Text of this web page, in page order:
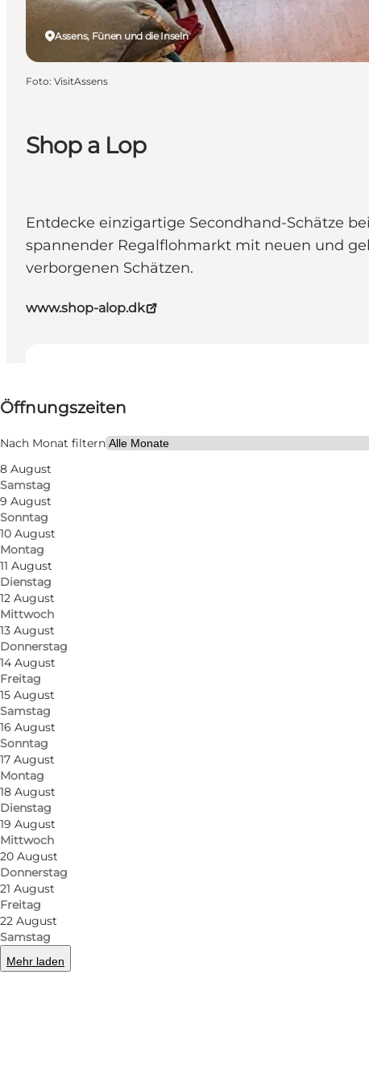
Shop a Lop
Entdecke einzigartige Secondhand-Schätze
spannender Regalflohmarkt mit neuen und
verborgenen Schätzen.
www.shop-alop.dk
Öffnungszeiten
Nach Monat filtern
8 August
Samstag
9 August
Sonntag
10 August
Montag
11 August
Dienstag
12 August
Mittwoch
13 August
Donnerstag
14 August
Freitag
15 August
Samstag
16 August
Sonntag
17 August
Montag
18 August
Dienstag
19 August
Mittwoch
20 August
Donnerstag
21 August
Freitag
22 August
Samstag
Mehr laden
Website besuchen
Kinder, Freunde, Mein Partner, Mir selbst, Mein Geschäft
Assens, Fünen und die Inseln
Foto: VisitAssens